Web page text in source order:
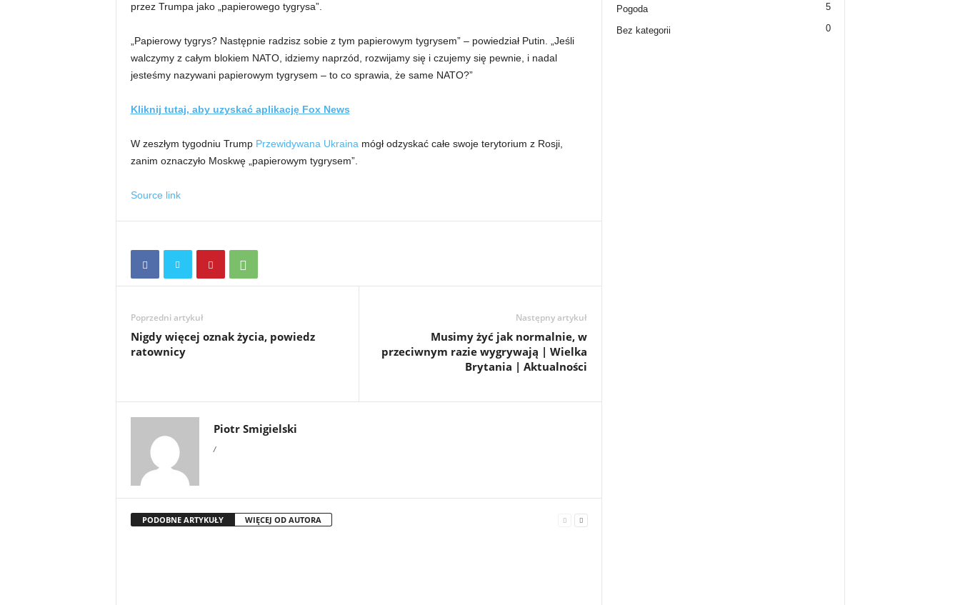
przez Trumpa jako „papierowego tygrysa”.
„Papierowy tygrys? Następnie radzisz sobie z tym papierowym tygrysem” – powiedział Putin. „Jeśli
walczymy z całym blokiem NATO, idziemy naprzód, rozwijamy się i czujemy się pewnie, i nadal
jesteśmy nazywani papierowym tygrysem – to co sprawia, że ​​same NATO?”
Kliknij tutaj, aby uzyskać aplikację Fox News
W zeszłym tygodniu Trump Przewidywana Ukraina mógł odzyskać całe swoje terytorium z Rosji,
zanim oznaczyło Moskwę „papierowym tygrysem”.
Source link
Poprzedni artykuł
Nigdy więcej oznak życia, powiedz
ratownicy
Następny artykuł
Musimy żyć jak normalnie, w
przeciwnym razie wygrywają | Wielka
Brytania | Aktualności
Piotr Smigielski
/
PODOBNE ARTYKUŁY WIĘCEJ OD AUTORA
Pogoda 5
Bez kategorii 0